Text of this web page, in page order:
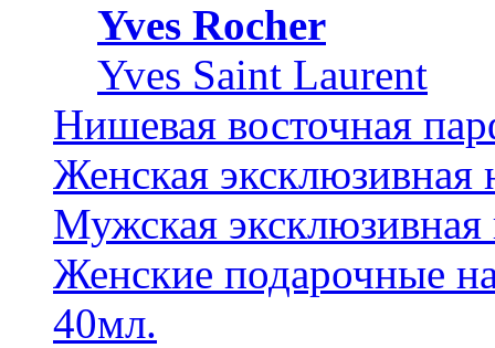
Yves Rocher
Yves Saint Laurent
Нишевая восточная
Женская
Мужская
Женские подарочные
40мл.